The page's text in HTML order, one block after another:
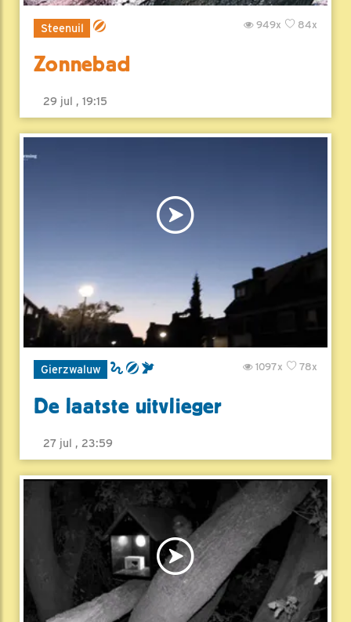
Steenuil 84x
949x
Zonnebad
29 jul , 19:15
Gierzwaluw 78x
1097x
De laatste uitvlieger
27 jul , 23:59